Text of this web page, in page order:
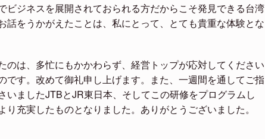
ビジネスを展開されておられる方だからこそ発見できる台湾
話をうかがえたことは、私にとって、とても貴重な体験とな
は、多忙にもかかわらず、経営トップが応対してください
です。改めて御礼申し上げます。また、一週間を通してご指
いましたJTBとJR東日本、そしてこの研修をプログラムし
充実したものとなりました。ありがとうございました。